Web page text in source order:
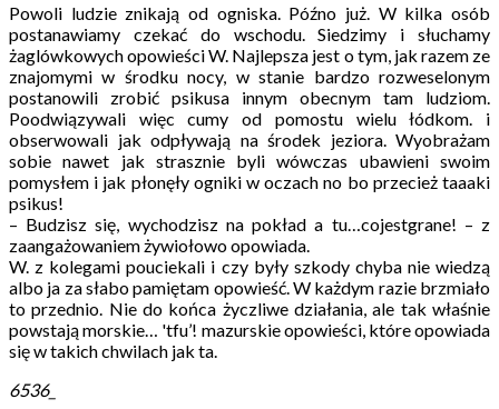
Powoli ludzie znikają od ogniska. Późno już. W kilka osób
postanawiamy czekać do wschodu. Siedzimy i słuchamy
żaglówkowych opowieści W. Najlepsza jest o tym, jak razem ze
znajomymi w środku nocy, w stanie bardzo rozweselonym
postanowili zrobić psikusa innym obecnym tam ludziom.
Poodwiązywali więc cumy od pomostu wielu łódkom. i
obserwowali jak odpływają na środek jeziora. Wyobrażam
sobie nawet jak strasznie byli wówczas ubawieni swoim
pomysłem i jak płonęły ogniki w oczach no bo przecież taaaki
psikus!
– Budzisz się, wychodzisz na pokład a tu…cojestgrane! – z
zaangażowaniem żywiołowo opowiada.
W. z kolegami pouciekali i czy były szkody chyba nie wiedzą
albo ja za słabo pamiętam opowieść. W każdym razie brzmiało
to przednio. Nie do końca życzliwe działania, ale tak właśnie
powstają morskie… 'tfu’! mazurskie opowieści, które opowiada
się w takich chwilach jak ta.
6536_